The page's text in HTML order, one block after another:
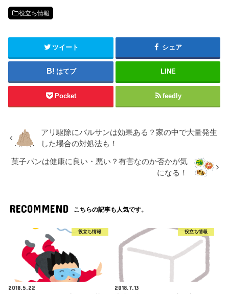
役立ち情報
ツイート シェア
はてブ LINE
Pocket feedly
アリ駆除にバルサンは効果ある？家の中で大量発生
した場合の対処法も！
菓子パンは健康に良い・悪い？有害なのか否かが気
になる！
RECOMMEND こちらの記事も人気です。
役立ち情報
2018.5.22
役立ち情報
2018.7.13